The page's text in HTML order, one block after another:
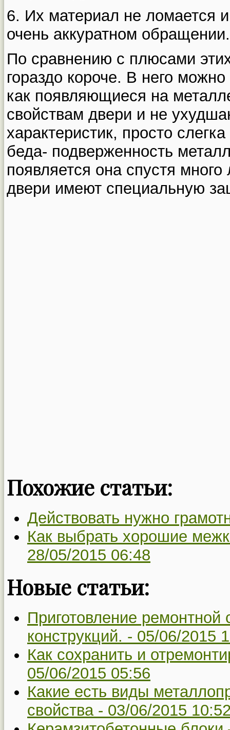
6. Их материал не ломается
очень аккуратном обращении.
По сравнению с плюсами
гораздо короче. В него
как появляющиеся на
свойствам двери и не
характеристик, просто
беда- подверженность
появляется она спустя
двери имеют специальную
Похожие статьи:
Действовать нужно
Как выбрать хорошие
28/05/2015 06:48
Новые статьи:
Приготовление
конструкций. - 05/06/2015
Как сохранить и
05/06/2015 05:56
Какие есть виды
свойства - 03/06/2015